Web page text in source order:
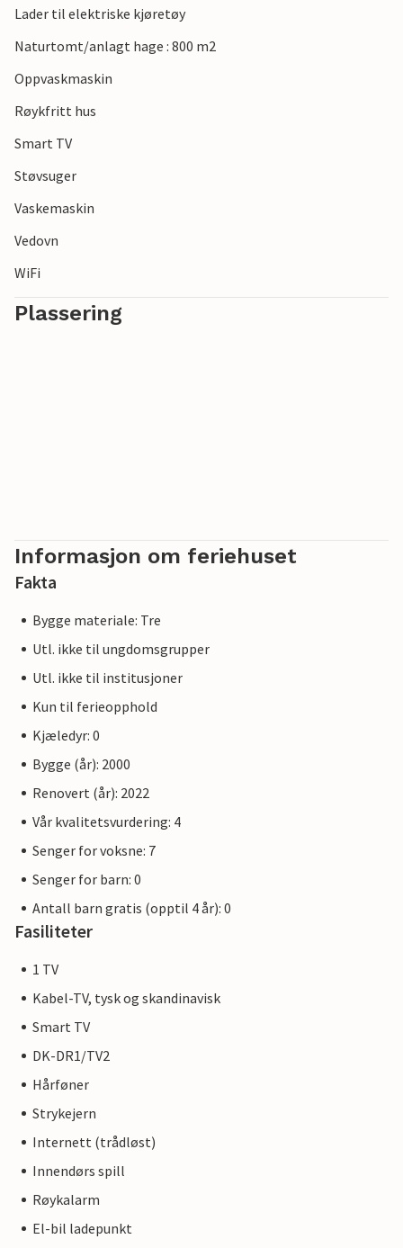
Lader til elektriske kjøretøy
Naturtomt/anlagt hage : 800 m2
Oppvaskmaskin
Røykfritt hus
Smart TV
Støvsuger
Vaskemaskin
Vedovn
WiFi
Plassering
Informasjon om feriehuset
Fakta
Bygge materiale: Tre
Utl. ikke til ungdomsgrupper
Utl. ikke til institusjoner
Kun til ferieopphold
Kjæledyr: 0
Bygge (år): 2000
Renovert (år): 2022
Vår kvalitetsvurdering: 4
Senger for voksne: 7
Senger for barn: 0
Antall barn gratis (opptil 4 år): 0
Fasiliteter
1 TV
Kabel-TV, tysk og skandinavisk
Smart TV
DK-DR1/TV2
Hårføner
Strykejern
Internett (trådløst)
Innendørs spill
Røykalarm
El-bil ladepunkt